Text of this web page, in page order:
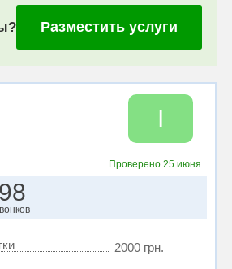
Разместить услуги
I
Проверено 25 июня
98
2000 грн.